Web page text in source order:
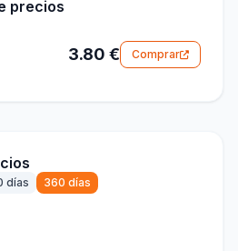
precios
3.80 € Comprar
días 360 días